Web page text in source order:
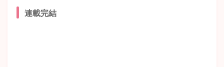
連載完結